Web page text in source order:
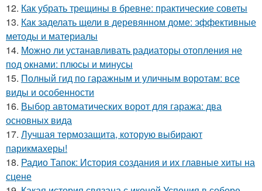
12. Как убрать трещины в бревне: практические советы
13. Как заделать щели в деревянном доме: эффективные
методы и материалы
14. Можно ли устанавливать радиаторы отопления не
под окнами: плюсы и минусы
15. Полный гид по гаражным и уличным воротам: все
виды и особенности
16. Выбор автоматических ворот для гаража: два
основных вида
17. Лучшая термозащита, которую выбирают
парикмахеры!
18. Радио Тапок: История создания и их главные хиты на
сцене